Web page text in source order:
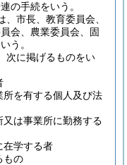
の手続をいう。
市長、教育委員会、
会、農業委員会、固
う。
次に掲げるものをい
を有する個人及び法
は事業所に勤務する
在学する者
もの